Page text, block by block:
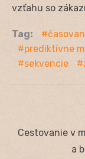
vzťahu so
Tag:
prediktívne
sekvencie
Previous
Cestovanie v
a